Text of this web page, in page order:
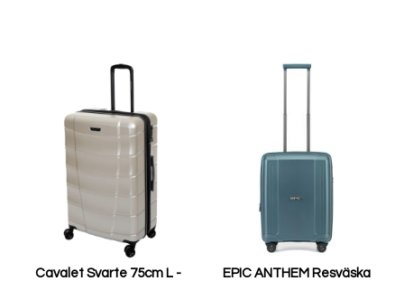
Cavalet Svarte 75cm L -
EPIC ANTHEM Resväska